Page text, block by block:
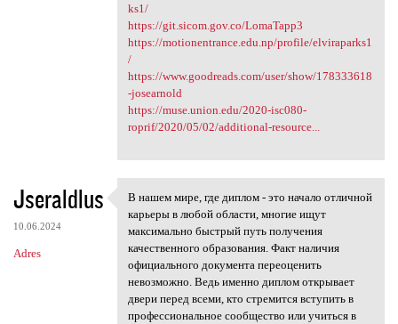
ks1/
https://git.sicom.gov.co/LomaTapp3
https://motionentrance.edu.np/profile/elviraparks1
/
https://www.goodreads.com/user/show/178333618
-josearnold
https://muse.union.edu/2020-isc080-
roprif/2020/05/02/additional-resource...
Jseraldlus
10.06.2024
Adres
В нашем мире, где диплом -
В нашем мире, где диплом - это начало отличной
карьеры в любой области, многие ищут
максимально быстрый путь получения
качественного образования. Факт наличия
официального документа переоценить
невозможно. Ведь именно диплом открывает
двери перед всеми, кто стремится вступить в
профессиональное сообщество или учиться в